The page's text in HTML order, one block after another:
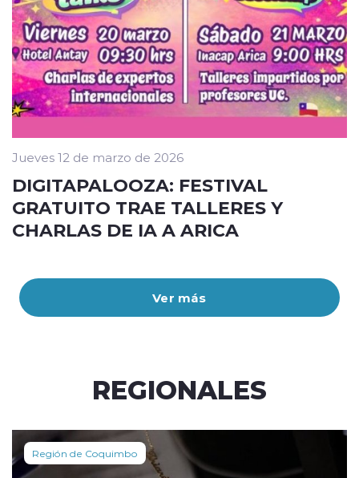
Ver más
Jueves 12 de marzo de 2026
DIGITAPALOOZA: FESTIVAL
GRATUITO TRAE TALLERES Y
CHARLAS DE IA A ARICA
REGIONALES
Región de Coquimbo